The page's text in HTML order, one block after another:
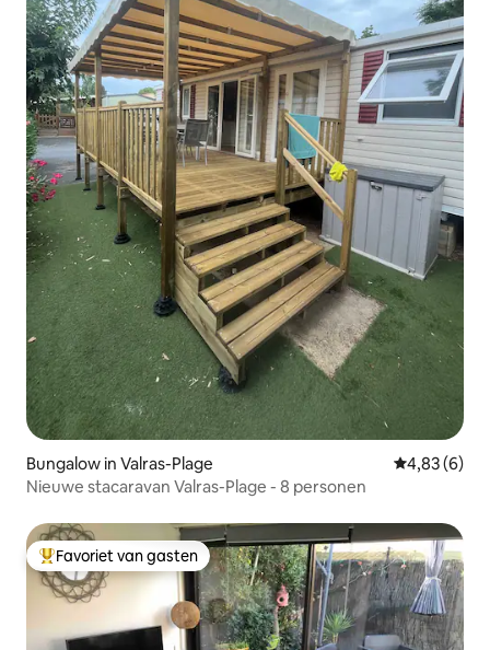
Bungalow in Valras-Plage Gemiddelde
4,83 (6)
Nieuwe stacaravan Valras-Plage - 8 personen
Topfavoriet van gasten
Favoriet van gasten